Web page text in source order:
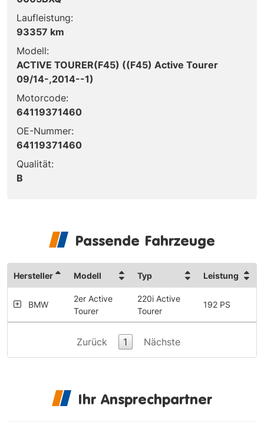
Laufleistung:
93357 km
Modell:
ACTIVE TOURER(F45) ((F45) Active Tourer
09/14-,2014--1)
Motorcode:
64119371460
OE-Nummer:
64119371460
Qualität:
B
Passende Fahrzeuge
Hersteller Modell Typ Leistung
BMW
2er Active
Tourer
220i Active
Tourer
192 PS
Zurück 1 Nächste
Ihr Ansprechpartner